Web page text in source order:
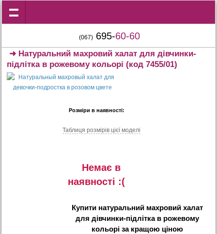
(067) 695-60-60
➜ Натуральний махровий халат для дівчинки-
підлітка в рожевому кольорі (код 7455/01)
Розміри в наявності:
Таблиця розмiрiв цiєї моделi
Немає в
наявностi :(
Купити натуральний махровий халат
для дівчинки-підлітка в рожевому
кольорі за кращою ціною